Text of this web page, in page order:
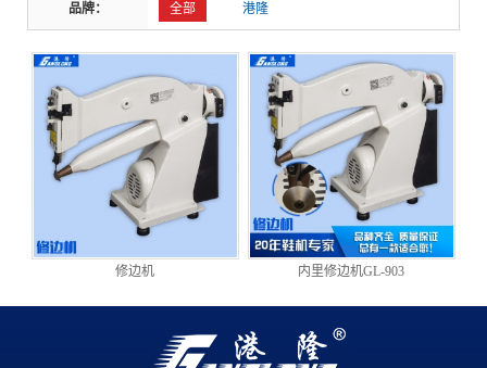
品牌： 全部 港隆
修边机 内里修边机GL-903